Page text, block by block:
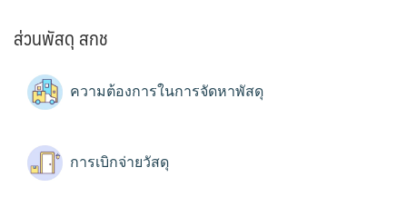
ส่วนพัสดุ สกช
ความต้องการในการจัดหาพัสดุ
การเบิกจ่ายวัสดุ